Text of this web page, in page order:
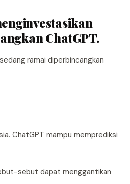
ChatGPT.
ramai diperbincangkan
ChatGPT mampu memprediksi
sebut dapat menggantikan